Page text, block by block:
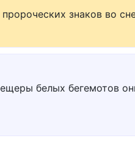
знаков во
белых бегемотов